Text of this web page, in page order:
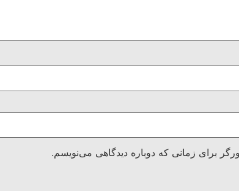
برای زمانی که دوباره دیدگاهی می‌نویسم.